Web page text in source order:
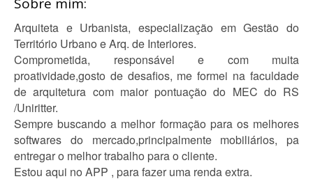
Arquiteta e Urbanista, especialização em Gestão do
Território Urbano e Arq. de Interiores.
Comprometida, responsável e com muita
proatividade,gosto de desafios, me formei na faculdade
de arquitetura com maior pontuação do MEC do RS
/Uniritter.
Sempre buscando a melhor formação para os melhores
softwares do mercado,principalmente mobiliários, pa
entregar o melhor trabalho para o cliente.
Estou aqui no APP , para fazer uma renda extra.